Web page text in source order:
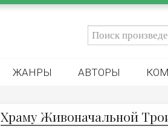
ЖАНРЫ АВТОРЫ
Храму Живоначальной